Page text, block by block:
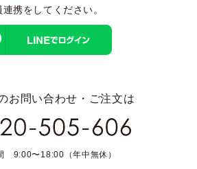
連携をしてください。
お問い合わせ・ご注文は
9:00〜18:00（年中無休）